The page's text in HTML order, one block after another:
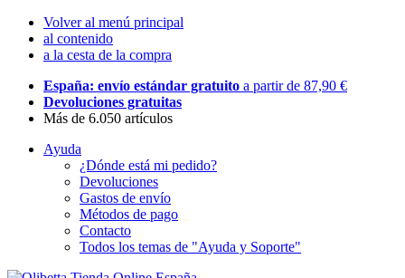
Volver al menú principal
al contenido
a la cesta de la compra
España: envío estándar gratuito a partir de 87,90 €
Devoluciones gratuitas
Más de 6.050 artículos
Ayuda
¿Dónde está mi pedido?
Devoluciones
Gastos de envío
Métodos de pago
Contacto
Todos los temas de "Ayuda y Soporte"